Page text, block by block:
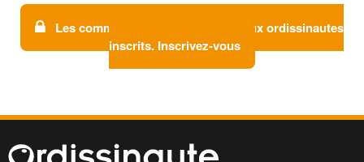
Les commentaires sont réservés aux ordissinautes
inscrits. Inscrivez-vous